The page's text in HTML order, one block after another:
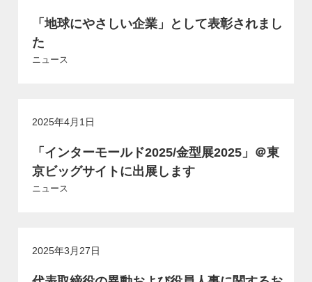
「地球にやさしい企業」として表彰されまし
た
ニュース
2025年4月1日
「インターモールド2025/金型展2025」＠東
京ビッグサイトに出展します
ニュース
2025年3月27日